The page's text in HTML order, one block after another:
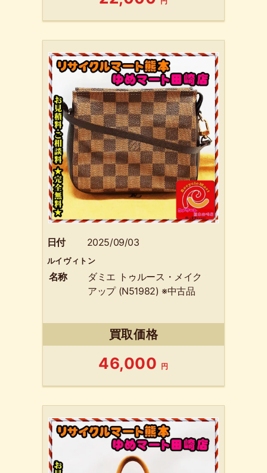
日付 2025/09/03
ルイヴィトン
名称
ダミエ トゥルース・メイク
アップ (N51982) ※中古品
買取価格
46,000 円